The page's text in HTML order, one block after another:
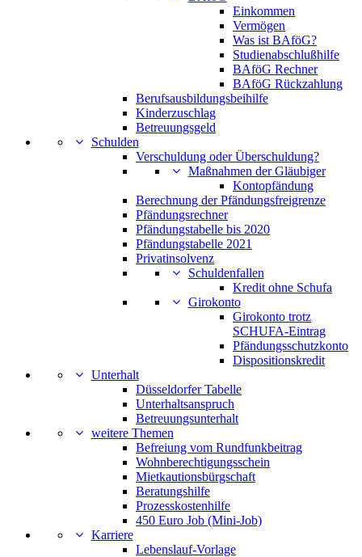
Einkommen
Vermögen
Was ist BAföG?
Studienabschlußhilfe
BAföG Rechner
BAföG Rückzahlung
Berufsausbildungsbeihilfe
Kinderzuschlag
Betreuungsgeld
Schulden
Verschuldung oder Überschuldung?
Maßnahmen der Gläubiger
Kontopfändung
Berechnung der Pfändungsfreigrenze
Pfändungsrechner
Pfändungstabelle bis 2020
Pfändungstabelle 2021
Privatinsolvenz
Schuldenfallen
Kredit ohne Schufa
Girokonto
Girokonto trotz
SCHUFA-Eintrag
Pfändungsschutzkonto
Dispositionskredit
Unterhalt
Düsseldorfer Tabelle
Unterhaltsanspruch
Betreuungsunterhalt
weitere Themen
Befreiung vom Rundfunkbeitrag
Wohnberechtigungsschein
Mietkautionsbürgschaft
Beratungshilfe
Prozesskostenhilfe
450 Euro Job (Mini-Job)
Karriere
Lebenslauf-Vorlage